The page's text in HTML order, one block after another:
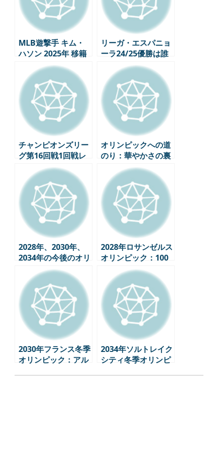
MLB遊撃手 キム・
ハソン 2025年 移籍
リーガ・エスパニョ
ーラ24/25優勝は誰
に？ FCバルセロナ
vs レアル・マドリー
ド
チャンピオンズリー
グ第16回戦1回戦レ
ビュー – EPL独走、
変数を残したビッグ
マッチ
オリンピックへの道
のり：華やかさの裏
側に隠されたストー
リー
2028年、2030年、
2034年の今後のオリ
ンピックスケジュー
2028年ロサンゼルス
オリンピック：100
年の歴史、未来に向
けた挑戦
2030年フランス冬季
オリンピック：アル
2034年ソルトレイク
シティ冬季オリンピ